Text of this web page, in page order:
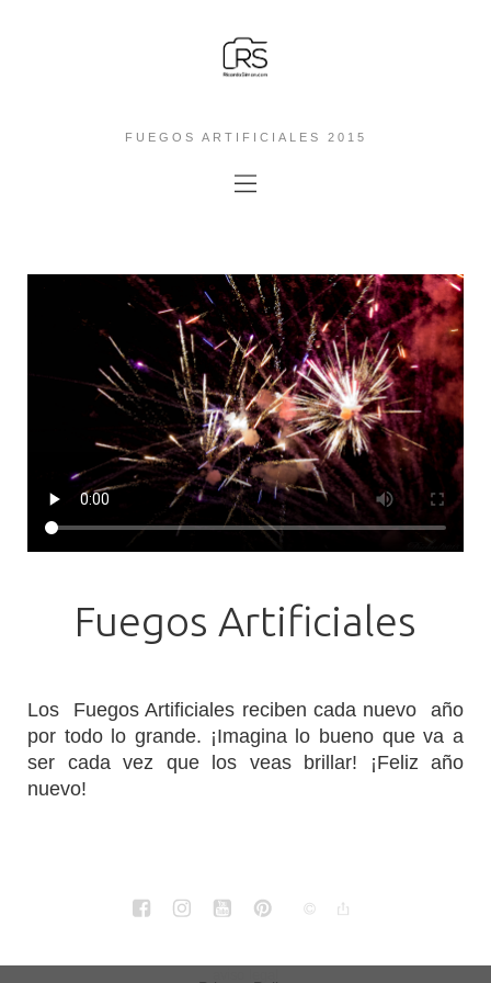
FUEGOS ARTIFICIALES 2015
Fuegos Artificiales
Los Fuegos Artificiales reciben cada nuevo año
por todo lo grande. ¡Imagina lo bueno que va a
ser cada vez que los veas brillar! ¡Feliz año
nuevo!